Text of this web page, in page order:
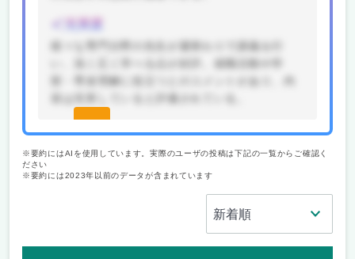
充実度
様々な専門分野の先生が週替わりで講義を行
部・専攻理解に役立つとのコメントがあり、内
続きを
見る(無
※要約にはAIを使用しています。実際のユーザの投稿は下記の一覧からご確認く
ださい
※要約には2023年以前のデータが含まれています